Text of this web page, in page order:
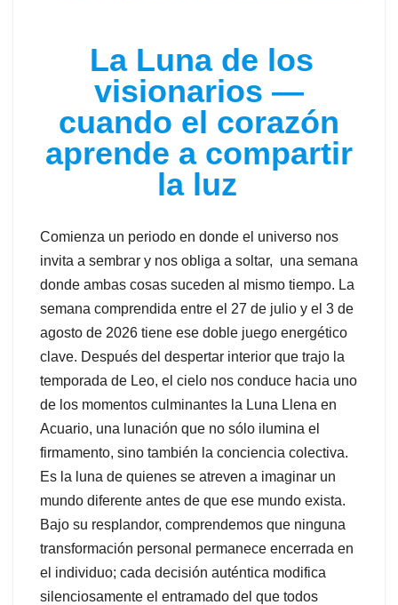
La Luna de los
visionarios —
cuando el corazón
aprende a compartir
la luz
Comienza un periodo en donde el universo nos
invita a sembrar y nos obliga a soltar, una semana
donde ambas cosas suceden al mismo tiempo. La
semana comprendida entre el 27 de julio y el 3 de
agosto de 2026 tiene ese doble juego energético
clave. Después del despertar interior que trajo la
temporada de Leo, el cielo nos conduce hacia uno
de los momentos culminantes la Luna Llena en
Acuario, una lunación que no sólo ilumina el
firmamento, sino también la conciencia colectiva.
Es la luna de quienes se atreven a imaginar un
mundo diferente antes de que ese mundo exista.
Bajo su resplandor, comprendemos que ninguna
transformación personal permanece encerrada en
el individuo; cada decisión auténtica modifica
silenciosamente el entramado del que todos